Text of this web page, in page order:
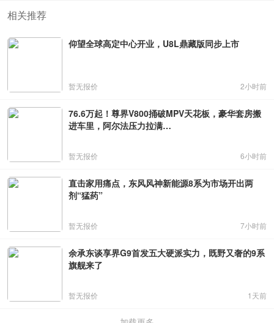
相关推荐
仰望全球高定中心开业，U8L鼎藏版同步上市
暂无报价 2小时前
76.6万起！尊界V800捅破MPV天花板，豪华套房搬
进车里，阿尔法压力拉满…
暂无报价 6小时前
直击家用痛点，东风风神新能源8系为市场开出两
剂“猛药”
暂无报价 7小时前
余承东谈享界G9首发五大硬派实力，既野又奢的9系
旗舰来了
暂无报价 1天前